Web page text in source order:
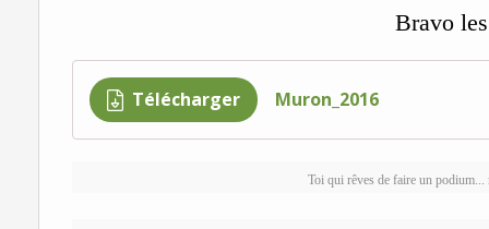
Bravo
Télécharger Muron_2016
Toi qui rêves de faire un podium...